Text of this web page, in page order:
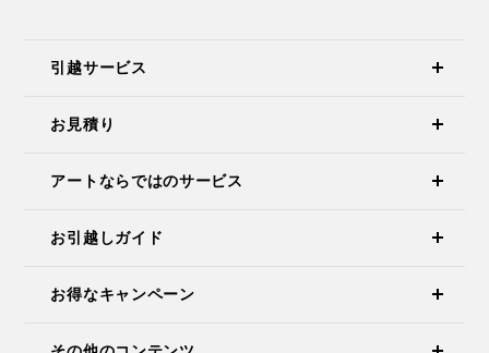
引越サービス
お見積り
アートならではのサービス
お引越しガイド
お得なキャンペーン